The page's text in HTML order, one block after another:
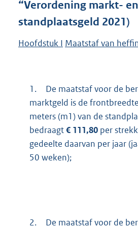
“Verordening markt- en
standplaatsgeld 2021)
Hoofdstuk I Maatstaf van
1.
De maatstaf voor de
marktgeld is de
meters (m1) van de
bedraagt€ 111,80per
gedeelte daarvan per jaar
50 weken);
2.
De maatstaf voor de